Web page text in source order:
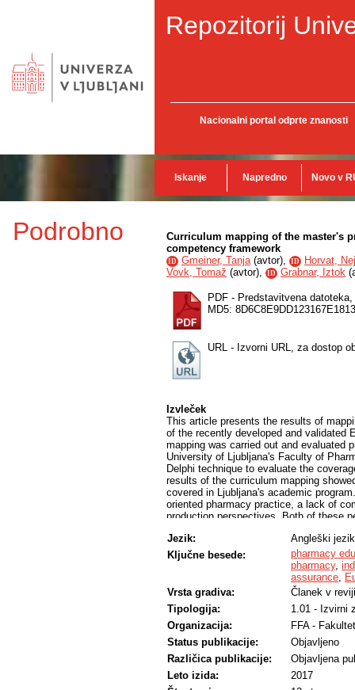
Repozitorij
Nacionalni portal odprte znanosti
Iskanje Napredno Novo v
Podrobno
Curriculum mapping of the master's
competency framework
ID Gmeiner, Tanja(avtor), ID
Horvat,
Vovk, Tomaž (avtor), ID Grabnar, Iztok (
PDF - Predstavitvena datoteka,
MD5:
URL - Izvorni URL, za dostop
Izvleček
This article presents the results of
of the recently developed and validated
mapping was carried out and evaluated
University of Ljubljana's Faculty of
Delphi technique to evaluate the
results of the curriculum mapping
covered in Ljubljana's academic
oriented pharmacy practice, a lack of
production perspectives. Both of these
pharmaceutical care in contact with
these pharmaceutical professions in
of differences in scoring arise from
hospital, industrial, etc.).
very useful for evaluating and
competences of the framework should
balanced way.
Jezik:
Angleški jezik
Ključne besede:
pharmacy
pharmacy,
assurance,
Vrsta gradiva:
Članek v reviji
Tipologija:
1.01 - Izvirni
Organizacija:
FFA -
Status publikacije:
Objavljeno
Različica publikacije:
Objavljena
Leto izida:
2017